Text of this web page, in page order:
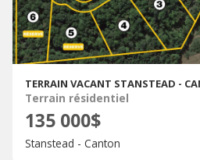
TERRAIN VACANT STANSTEAD -
Terrain résidentiel
135 000$
Stanstead - Canton